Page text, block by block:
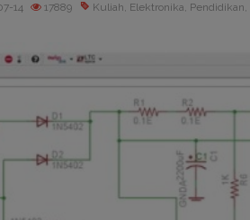
14 17889 Kuliah, Elektronika, Pendidikan,